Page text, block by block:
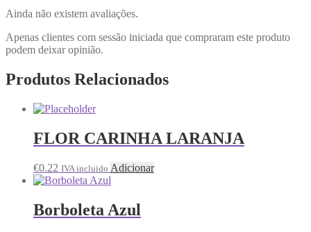
Ainda não existem avaliações.
Apenas clientes com sessão iniciada que compraram este produto
podem deixar opinião.
Produtos Relacionados
FLOR CARINHA LARANJA
€0.22 IVA incluido Adicionar
Borboleta Azul